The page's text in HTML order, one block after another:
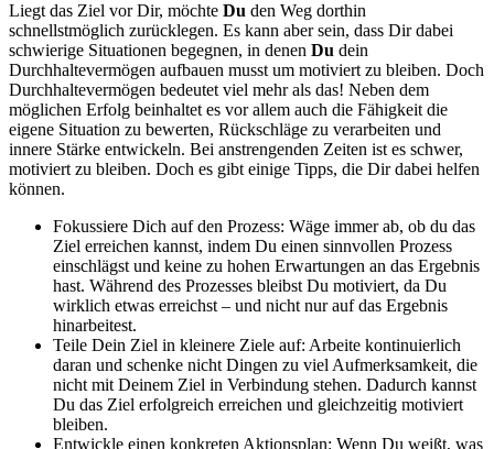
Liegt das Ziel vor Dir, möchte Du den Weg dorthin
schnellstmöglich zurücklegen. Es kann aber sein, dass Dir dabei
schwierige Situationen begegnen, in denen Du dein
Durchhaltevermögen aufbauen musst um motiviert zu bleiben. Doch
Durchhaltevermögen bedeutet viel mehr als das! Neben dem
möglichen Erfolg beinhaltet es vor allem auch die Fähigkeit die
eigene Situation zu bewerten, Rückschläge zu verarbeiten und
innere Stärke entwickeln. Bei anstrengenden Zeiten ist es schwer,
motiviert zu bleiben. Doch es gibt einige Tipps, die Dir dabei helfen
können.
Fokussiere Dich auf den Prozess: Wäge immer ab, ob du das
Ziel erreichen kannst, indem Du einen sinnvollen Prozess
einschlägst und keine zu hohen Erwartungen an das Ergebnis
hast. Während des Prozesses bleibst Du motiviert, da Du
wirklich etwas erreichst – und nicht nur auf das Ergebnis
hinarbeitest.
Teile Dein Ziel in kleinere Ziele auf: Arbeite kontinuierlich
daran und schenke nicht Dingen zu viel Aufmerksamkeit, die
nicht mit Deinem Ziel in Verbindung stehen. Dadurch kannst
Du das Ziel erfolgreich erreichen und gleichzeitig motiviert
bleiben.
Entwickle einen konkreten Aktionsplan: Wenn Du weißt, was